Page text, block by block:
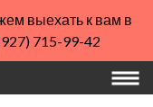
выехать к вам в
715-99-42